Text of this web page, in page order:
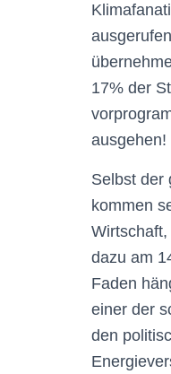
17% der
ausgehen!
Selbst der
kommen
dazu am
Faden
einer der
den